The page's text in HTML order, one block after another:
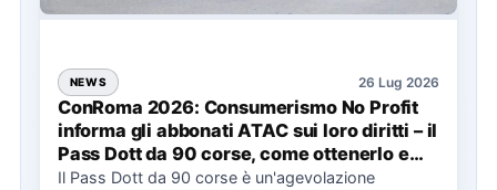
NEWS 26 Lug 2026
ConRoma 2026: Consumerismo No Profit
informa gli abbonati ATAC sui loro diritti – il
Pass Dott da 90 corse, come ottenerlo e
cosa spetta in caso di disservizi
Il Pass Dott da 90 corse è un'agevolazione